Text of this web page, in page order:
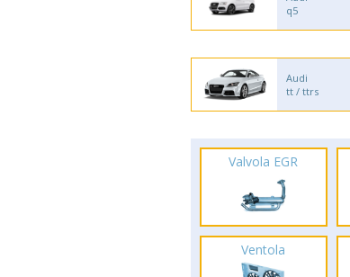
q5
Audi
tt / ttrs
Valvola EGR
Ventola